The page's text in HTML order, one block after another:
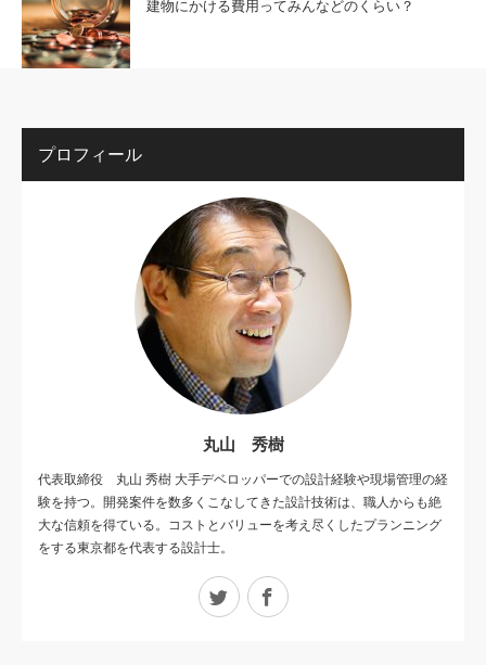
建物にかける費用ってみんなどのくらい？
プロフィール
丸山 秀樹
代表取締役 丸山 秀樹 大手デベロッパーでの設計経験や現場管理の経
験を持つ。開発案件を数多くこなしてきた設計技術は、職人からも絶
大な信頼を得ている。コストとバリューを考え尽くしたプランニング
をする東京都を代表する設計士。
Twitter Facebook